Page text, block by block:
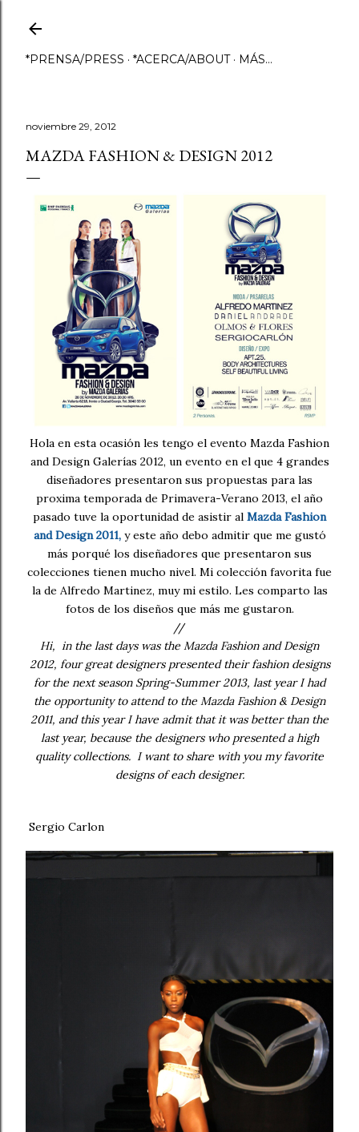
*PRENSA/PRESS *ACERCA/ABOUT MÁS…
noviembre 29, 2012
MAZDA FASHION & DESIGN 2012
Hola en esta ocasión les tengo el evento Mazda Fashion
and Design Galerías 2012, un evento en el que 4 grandes
diseñadores presentaron sus propuestas para las
proxima temporada de Primavera-Verano 2013, el año
pasado tuve la oportunidad de asistir al Mazda Fashion
and Design 2011, y este año debo admitir que me gustó
más porqué los diseñadores que presentaron sus
colecciones tienen mucho nivel. Mi colección favorita fue
la de Alfredo Martinez, muy mi estilo. Les comparto las
fotos de los diseños que más me gustaron.
//
Hi, in the last days was the Mazda Fashion and Design
2012, four great designers presented their fashion designs
for the next season Spring-Summer 2013, last year I had
the opportunity to attend to the Mazda Fashion & Design
2011, and this year I have admit that it was better than the
last year, because the designers who presented a high
quality collections. I want to share with you my favorite
designs of each designer.
Sergio Carlon